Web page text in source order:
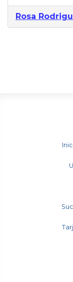
Rosa